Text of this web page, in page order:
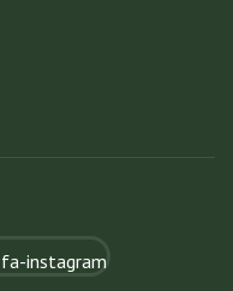
instagram